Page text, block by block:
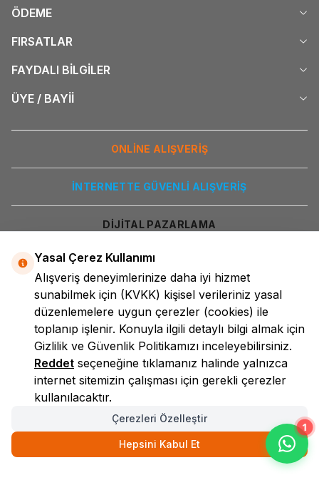
1
ÖDEME
FIRSATLAR
FAYDALI BİLGİLER
ÜYE / BAYİİ
ONLİNE ALIŞVERİŞ
İNTERNETTE GÜVENLİ ALIŞVERİŞ
DİJİTAL PAZARLAMA
LokmanAVM
Yasal Çerez Kullanımı
Alışveriş deneyimlerinize daha iyi hizmet
sunabilmek için (KVKK) kişisel verileriniz yasal
düzenlemelere uygun çerezler (cookies) ile
toplanıp işlenir. Konuyla ilgili detaylı bilgi almak için
Gizlilik ve Güvenlik Politikamızı inceleyebilirsiniz.
Reddet seçeneğine tıklamanız halinde yalnızca
internet sitemizin çalışması için gerekli çerezler
kullanılacaktır.
Çerezleri Özelleştir
Hepsini Kabul Et